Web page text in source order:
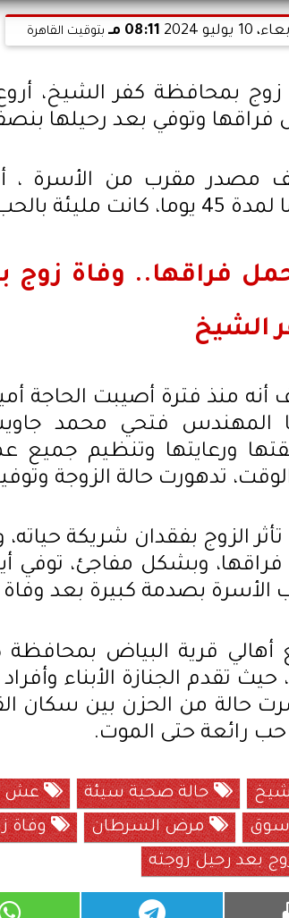
يوليو 2024 08:11 مـ بتوقيت القاهرة
بمحافظة كفر الشيخ، أروع
فراقها وتوفي بعد رحيلها
مصدر مقرب من الأسرة ، أن
وحسن العشرة، والذرية الصالحة.
فراقها.. وفاة
الشيخ
أنه منذ فترة أصيبت الحاجة
المهندس فتحي محمد
ورعايتها وتنظيم جميع
تدهورت حالة الزوجة
تأثر الزوج بفقدان شريكة
الأسرة بصدمة كبيرة بعد وفاة
قرية البياض بمحافظة
تقدم الجنازة الأبناء
حالة من الحزن بين سكان
رائعة حتى الموت.
حالة صحية سيئة عش
مرض السرطان وفاة
بعد رحيل زوجته